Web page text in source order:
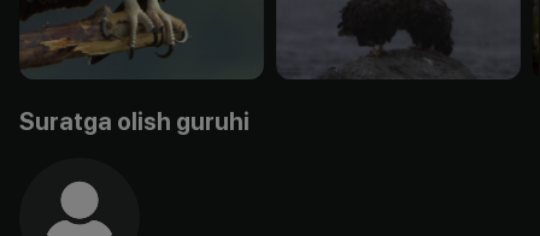
Suratga olish guruhi